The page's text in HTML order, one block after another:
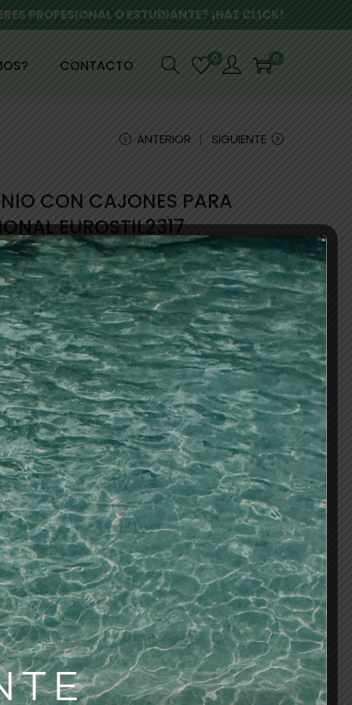
PROFESIONAL O ESTUDIANTE? ¡HAZ CLICK!
CONTACTO 0 0
ANTERIOR SIGUIENTE
CON CAJONES PARA
EUROSTIL2317
espejo y otros compartimentos. Medidas:
AL CARRITO